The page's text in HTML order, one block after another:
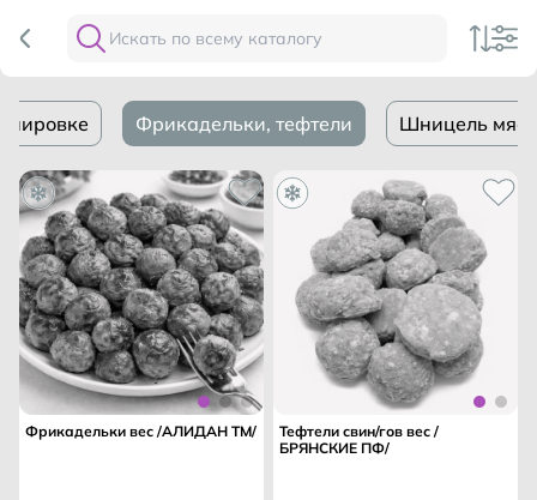
Фрикадельки, тефтели Шницель
Фрикадельки вес /АЛИДАН ТМ/
Тефтели свин/гов вес /
БРЯНСКИЕ ПФ/